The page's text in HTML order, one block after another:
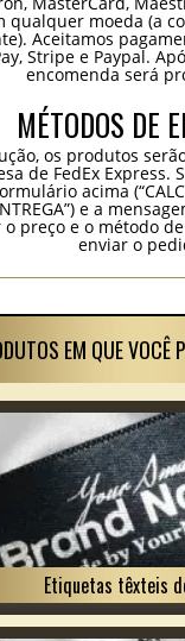
qualquer moeda (a
Aceitamos
Stripe e Paypal.
encomenda será
MÉTODOS DE
os produtos
de FedEx Express.
acima
e a
o preço e o método
enviar o
EM QUE VOCÊ
Etiquetas têxteis